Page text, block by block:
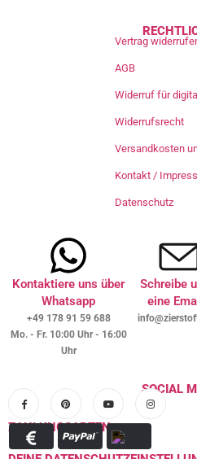
Vertrag
AGB
Widerruf für
Widerrufsrecht
Versandkosten
Kontakt /
Datenschutz
Kontaktiere uns über
Whatsapp
+49 178 91 59 688
Mo. - Fr. 10:00 Uhr - 16:00
Uhr
Schreibe
eine
SOCIAL
ZAHLUNGSARTEN